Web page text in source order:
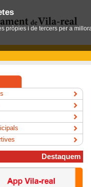
Destaquem
pròpies i de tercers per a